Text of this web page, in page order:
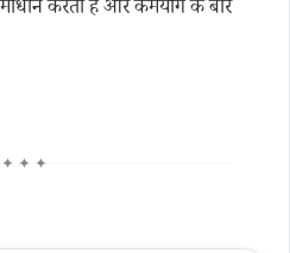
करता है और कर्मयोग के बारे
✦ ✦ ✦